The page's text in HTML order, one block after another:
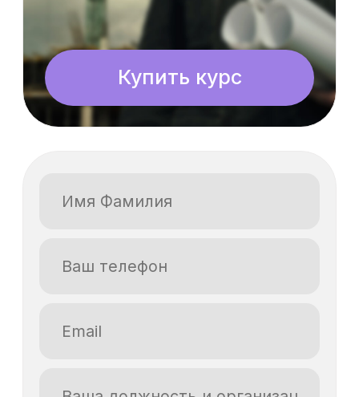
персональных данных в
даю согласие на обработку
персональных данных